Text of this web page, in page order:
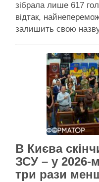
зібрала лише 617
відтак,
залишить свою
перейменування
“Лук’янівська
року через брак
підтримали …
Читати далі
Активісти
В Києва
ЗСУ – у 2026-
три рази